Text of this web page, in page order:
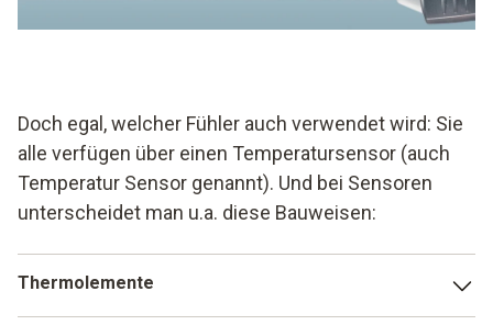
Doch egal, welcher Fühler auch verwendet wird: Sie
alle verfügen über einen Temperatursensor (auch
Temperatur Sensor genannt). Und bei Sensoren
unterscheidet man u.a. diese Bauweisen:
Thermolemente